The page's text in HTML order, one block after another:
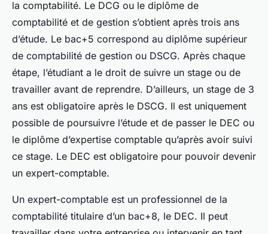
la comptabilité. Le DCG ou le diplôme de
comptabilité et de gestion s’obtient après trois ans
d’étude. Le bac+5 correspond au diplôme supérieur
de comptabilité de gestion ou DSCG. Après chaque
étape, l’étudiant a le droit de suivre un stage ou de
travailler avant de reprendre. D’ailleurs, un stage de 3
ans est obligatoire après le DSCG. Il est uniquement
possible de poursuivre l’étude et de passer le DEC ou
le diplôme d’expertise comptable qu’après avoir suivi
ce stage. Le DEC est obligatoire pour pouvoir devenir
un expert-comptable.
Un expert-comptable est un professionnel de la
comptabilité titulaire d’un bac+8, le DEC. Il peut